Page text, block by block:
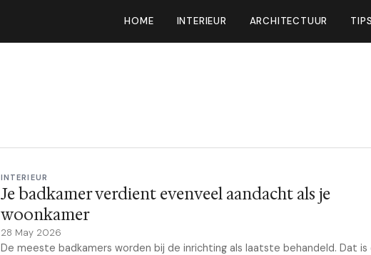
HOME INTERIEUR ARCHITECTUUR
INTERIEUR
Je badkamer verdient evenveel aandacht als je
woonkamer
28 May 2026
De meeste badkamers worden bij de inrichting als laatste behandeld. Dat is